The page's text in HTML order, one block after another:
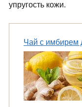
упругость кожи.
Чай с имбирем